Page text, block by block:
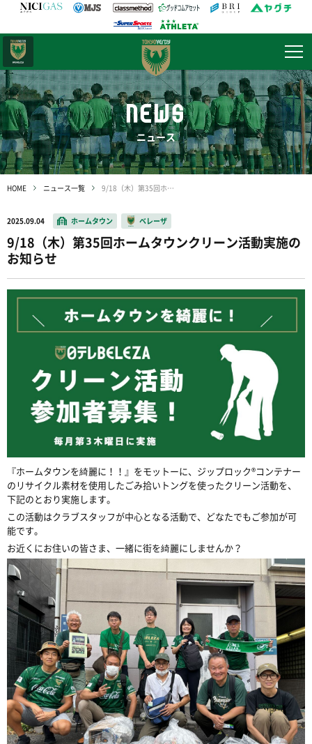
NEWS
ニュース
HOME ニュース一覧 9/18（木）第35回ホームタウンクリーン活動実施のお知らせ
2025.09.04 ホームタウン ベレーザ
9/18（木）第35回ホームタウンクリーン活動実施の
お知らせ
『ホームタウンを綺麗に！！』をモットーに、ジップロック®コンテナー
のリサイクル素材を使用したごみ拾いトングを使ったクリーン活動を、
下記のとおり実施します。
この活動はクラブスタッフが中心となる活動で、どなたでもご参加が可
能です。
お近くにお住いの皆さま、一緒に街を綺麗にしませんか？